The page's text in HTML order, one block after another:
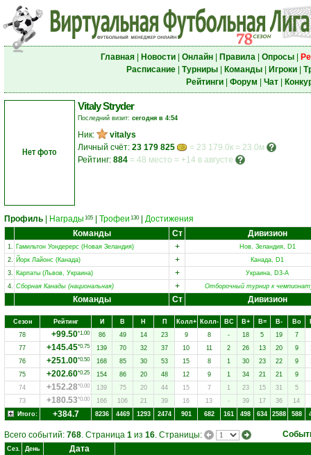
Главная| Новости| Онлайн| Правила| Опросы|
Расписание| Турниры| Команды| Игроки|
Рейтинги| Форум Чат|
Нет фото
Vitaly Stryder
Последний визит: сегодня в 4:54
Ник:
vitalys
Личный счёт: 23 179 825
= 23 179.0к = 23.0м
Рейтинг: 884 = 48 место = +14 в августе
Профиль Награды 105 Трофеи 130| Достижения
Команды
Ст Дивизион
1. Гамильтон Уондерерс (Новая Зеландия) +
Нов. Зеландия, D1
2. Йорк Лайонс (Канада) +
Канада, D1
3. Карпаты (Львов, Украина) +
Украина, D3-A
4. Сборная Канады (национальная) + Отборочный турнир к
Команды Ст Дивизион
Сезон Рейтинг И В Н П Колл+ Колл- ВC В+ В= В- Вo
78
+99.50*1.00 86 49 14 23 9 8 - 18 5 19
7
77
+145.45*0.75 139 70 32 37 10 11 2 26 13 20 9
76
+251.00*0.50 168 85 30 53 15 8 1 30 23 22 9
75
+202.60*0.25 154 86 20 48 12 9 1 34 21 21
9
74
+152.28*0.00 139 75 20 44 15 7 1 23 15 31
5
73
+180.53*0.00 166 106 21 39 16 13 - 39 17 36 14
Итого:
+384.7 8236 4469 1293 2474 901 682 161 498 634 2588 588
Всего событий: 768. Страница 1 из 16. Страницы:
Сез. День Дата